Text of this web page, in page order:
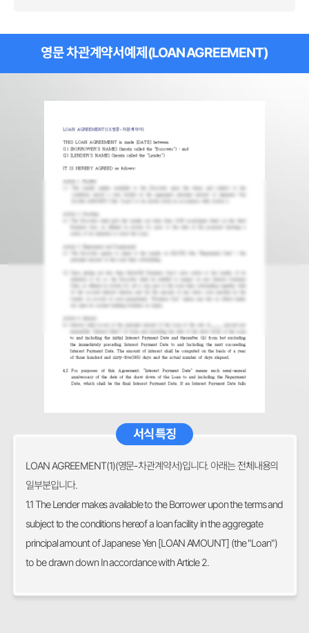
영문 차관계약서예제(LOAN AGREEMENT)
서식 특징
LOAN AGREEMENT(1)(영문-차관계약서)입니다. 아래는 전체내용의
일부분입니다.
1.1 The Lender makes available to the Borrower upon the terms and
subject to the conditions hereof a loan facility in the aggregate
principal amount of Japanese Yen [LOAN AMOUNT] (the "Loan")
to be drawn down In accordance with Article 2.